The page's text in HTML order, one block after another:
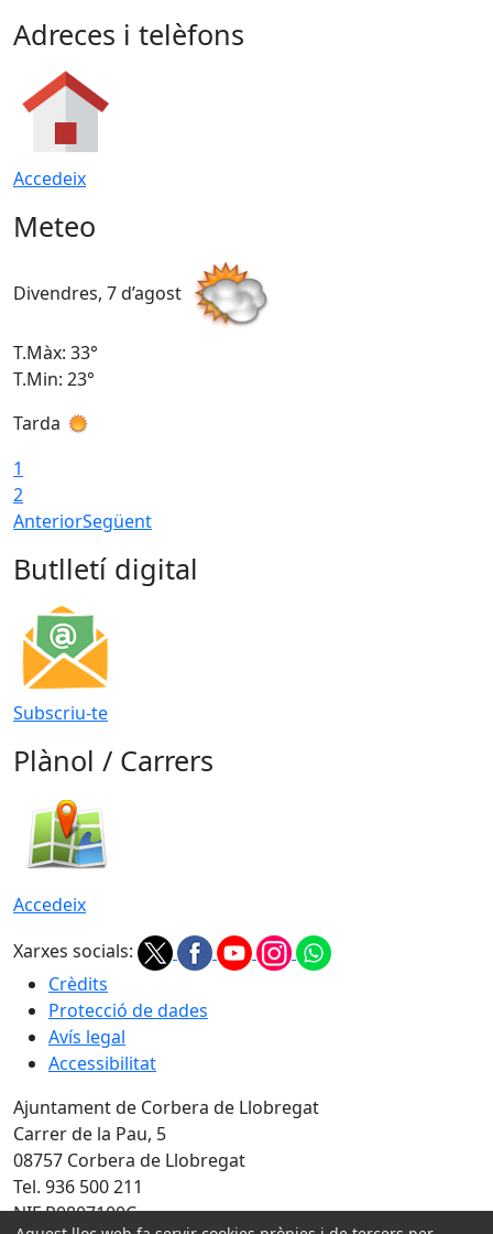
Adreces i telèfons
Accedeix
Meteo
Divendres, 7 d’agost
T.Màx: 33°
T.Min: 23°
Tarda
1
2
AnteriorSegüent
Butlletí digital
Subscriu-te
Plànol / Carrers
Accedeix
Xarxes socials:
Crèdits
Protecció de dades
Avís legal
Accessibilitat
Ajuntament de Corbera de Llobregat
Carrer de la Pau, 5
08757 Corbera de Llobregat
Tel. 936 500 211
NIF P0807100C